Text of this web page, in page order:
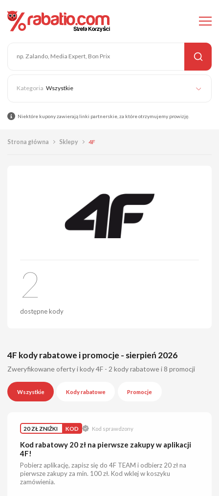
Wszystkie
Niektóre kupony zawierają linki partnerskie, za które otrzymujemy prowizję.
Strona główna Sklepy 4F
2
dostępne kody
4F kody rabatowe i promocje - sierpień 2026
Zweryfikowane oferty i kody 4F - 2 kody rabatowe i 8 promocji
Wszystkie Kody rabatowe Promocje
20 ZŁ ZNIŻKI KOD Kod sprawdzony
Kod rabatowy 20 zł na pierwsze zakupy w aplikacji
4F!
Pobierz aplikację, zapisz się do 4F TEAM i odbierz 20 zł na
pierwsze zakupy za min. 100 zł. Kod wklej w koszyku
zamówienia.